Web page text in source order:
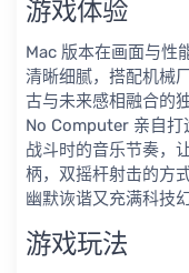
游戏体验
Mac 版本在画面与性
清晰细腻，搭配机械
古与未来感相融合的
No Computer 亲自打
战斗时的音乐节奏，
柄，双摇杆射击的方
幽默诙谐又充满科技
游戏玩法